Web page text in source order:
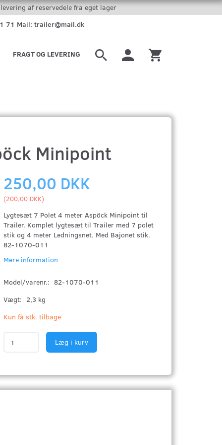
af reservedele fra eget lager
71 Mail: trailer@mail.dk
FRAGT OG LEVERING
Minipoint
250,00 DKK
(200,00 DKK)
Lygtesæt 7 Polet 4 meter Aspöck Minipoint til
Trailer. Komplet lygtesæt til Trailer med 7 polet
stik og 4 meter Ledningsnet. Med Bajonet stik.
82-1070-011
Mere information
Model/varenr.: 82-1070-011
Vægt: 2,3 kg
Kun få stk. tilbage
Læg i kurv